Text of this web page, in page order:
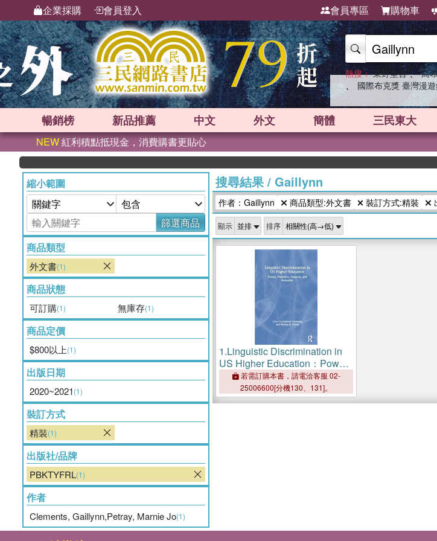
企業採購 會員登入 會員專區 購物車
熱搜： 東野圭吾 、 高
、 國際布克獎 臺灣漫
暢銷榜 新品推薦 中文 外文 簡體 三民東大
NEW紅利積點抵現金，消費購書更貼心
縮小範圍
篩選商品
商品類型
外文書(1)
商品狀態
可訂購(1) 無庫存(1)
商品定價
$800以上(1)
出版日期
2020~2021(1)
裝訂方式
精裝(1)
出版社/品牌
PBKTYFRL(1)
作者
Clements, Gaillynn,Petray, Marnie Jo(1)
搜尋結果/ Gaillynn
作者：Gaillynn 商品類型:外文書 裝訂方式:精裝
顯示 排序
1.Linguistic Discrimination in
US Higher Education：Power,
Prejudice, Impacts, and
Remedies
若需訂購本書，請電洽客服 02-
25006600[分機130、131]。